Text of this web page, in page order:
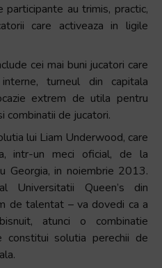
participante au trimis, practic,
care activeaza in ligile
cei mai buni jucatori care
turneul din capitala
extrem de utila pentru
de jucatori.
lui Liam Underwood, care
intr-un meci oficial, de la
Georgia, in noiembrie 2013.
Universitatii Queen’s din
de talentat – va dovedi ca a
atunci o combinatie
constitui solutia perechii de